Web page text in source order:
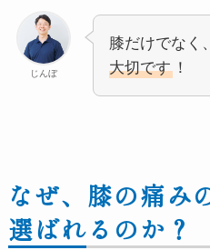
じんぼ
膝だけでなく、
大切です！
なぜ、膝の痛み
選ばれるのか ？